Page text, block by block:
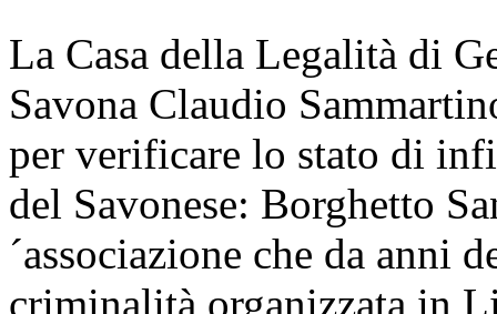
La Casa della Legalità di
Savona Claudio
per verificare lo stato di
del Savonese: Borghetto
´associazione che da anni
criminalità organizzata in